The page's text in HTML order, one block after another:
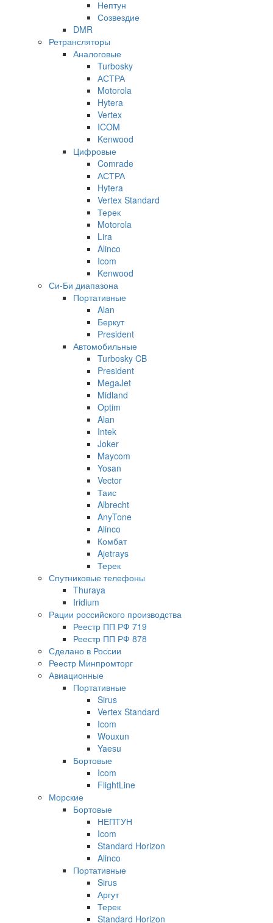
Нептун
Созвездие
DMR
Ретрансляторы
Аналоговые
Turbosky
АСТРА
Motorola
Hytera
Vertex
ICOM
Kenwood
Цифровые
Comrade
АСТРА
Hytera
Vertex Standard
Терек
Motorola
Lira
Alinco
Icom
Kenwood
Си-Би диапазона
Портативные
Alan
Беркут
President
Автомобильные
Turbosky CB
President
MegaJet
Midland
Optim
Alan
Intek
Joker
Maycom
Yosan
Vector
Таис
Albrecht
AnyTone
Alinco
Комбат
Ajetrays
Терек
Спутниковые телефоны
Thuraya
Iridium
Рации российского производства
Реестр ПП РФ 719
Реестр ПП РФ 878
Сделано в России
Реестр Минпромторг
Авиационные
Портативные
Sirus
Vertex Standard
Icom
Wouxun
Yaesu
Бортовые
Icom
FlightLine
Морские
Бортовые
НЕПТУН
Icom
Standard Horizon
Alinco
Портативные
Sirus
Аргут
Терек
Standard Horizon